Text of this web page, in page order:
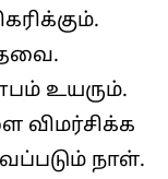
உயரும்.
விமர்சிக்க
நாள்.